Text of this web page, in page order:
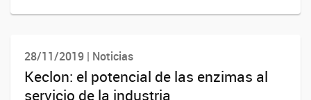
28/11/2019 | Noticias
Keclon: el potencial de las enzimas al
servicio de la industria